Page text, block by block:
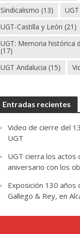
Sindicalismo (13) UGT
UGT-Castilla y León (21)
UGT: Memoria histórica
(17)
UGT Andalucia (15)
Entradas recientes
Video de cierre del
UGT
UGT cierra los actos
aniversario con los
Exposición 130
Gallego & Rey, en